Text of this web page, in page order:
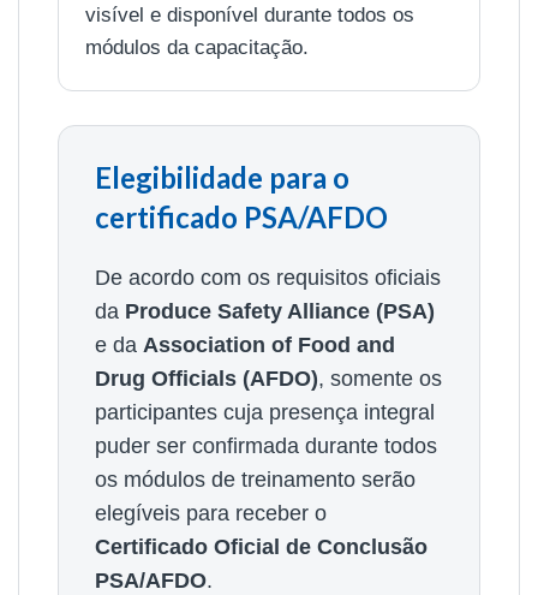
visível e disponível durante todos os
módulos da capacitação.
Elegibilidade para o
certificado PSA/AFDO
De acordo com os requisitos oficiais
da Produce Safety Alliance (PSA)
e da Association of Food and
Drug Officials (AFDO), somente os
participantes cuja presença integral
puder ser confirmada durante todos
os módulos de treinamento serão
elegíveis para receber o
Certificado Oficial de Conclusão
PSA/AFDO.